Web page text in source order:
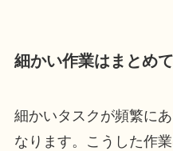
細かい作業はまとめ
細かいタスクが頻繁に
なります。こうした作